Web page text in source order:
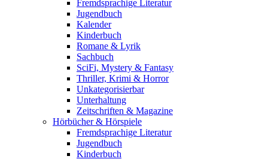
Fremdsprachige Literatur
Jugendbuch
Kalender
Kinderbuch
Romane & Lyrik
Sachbuch
SciFi, Mystery & Fantasy
Thriller, Krimi & Horror
Unkategorisierbar
Unterhaltung
Zeitschriften & Magazine
Hörbücher & Hörspiele
Fremdsprachige Literatur
Jugendbuch
Kinderbuch